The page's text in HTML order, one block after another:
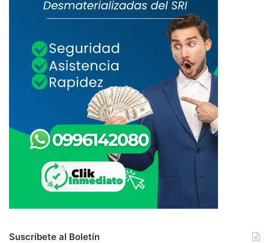
Suscríbete al Boletín